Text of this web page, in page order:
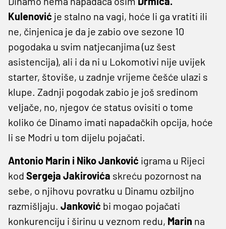
Kulenović je stalno na vagi, hoće li ga vratiti ili
ne, činjenica je da je zabio ove sezone 10
pogodaka u svim natjecanjima (uz šest
asistencija), ali i da ni u Lokomotivi nije uvijek
starter, štoviše, u zadnje vrijeme češće ulazi s
klupe. Zadnji pogodak zabio je još sredinom
veljače, no, njegov će status ovisiti o tome
koliko će Dinamo imati napadačkih opcija, hoće
li se Modri u tom dijelu pojačati.
Antonio Marin i Niko Janković igrama u Rijeci
kod Sergeja Jakirovića skreću pozornost na
sebe, o njihovu povratku u Dinamu ozbiljno
razmišljaju. Janković bi mogao pojačati
konkurenciju i širinu u veznom redu, Marin na